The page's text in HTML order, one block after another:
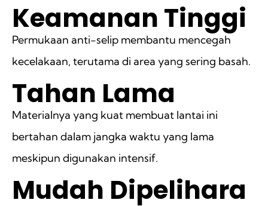
Keamanan Tinggi
Permukaan anti-selip membantu mencegah
kecelakaan, terutama di area yang sering basah.
Tahan Lama
Materialnya yang kuat membuat lantai ini
bertahan dalam jangka waktu yang lama
meskipun digunakan intensif.
Mudah Dipelihara